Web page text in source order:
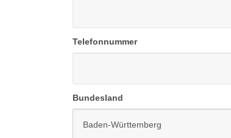
Telefonnummer
Bundesland